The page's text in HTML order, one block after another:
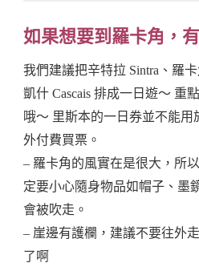
如果想要到羅卡角，
我們建議把辛特拉 Sintra、羅卡
凱什 Cascais 排成一日遊～ 重
哦～ 里斯本的一日券並不能用
外付費買票。
– 羅卡角的風實在是很大，所
定要小心隨身物品如帽子、墨
會被吹走。
– 崖邊有護欄，建議不要往外
了啊